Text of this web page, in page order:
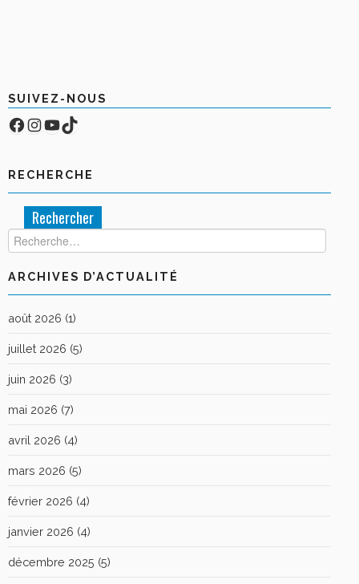
SUIVEZ-NOUS
Facebook
Compte Instagram
YouTube
TikTok
RECHERCHE
Rechercher :
ARCHIVES D’ACTUALITÉ
août 2026 (1)
juillet 2026 (5)
juin 2026 (3)
mai 2026 (7)
avril 2026 (4)
mars 2026 (5)
février 2026 (4)
janvier 2026 (4)
décembre 2025 (5)